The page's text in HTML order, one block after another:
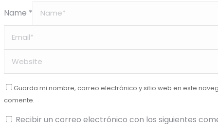
Name *
Guarda mi nombre, correo electrónico y sitio web en este
comente.
Recibir un correo electrónico con los siguientes